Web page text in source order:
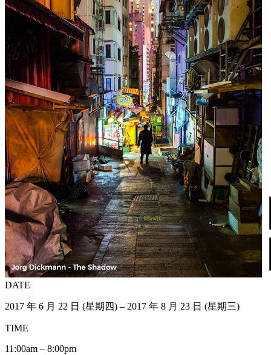
DATE
2017 年 6 月 22 日 (星期四) – 2017 年 8 月 23 日 (星期三)
TIME
11:00am – 8:00pm